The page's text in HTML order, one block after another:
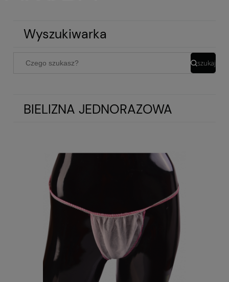
Wyszukiwarka
szukaj
BIELIZNA JEDNORAZOWA